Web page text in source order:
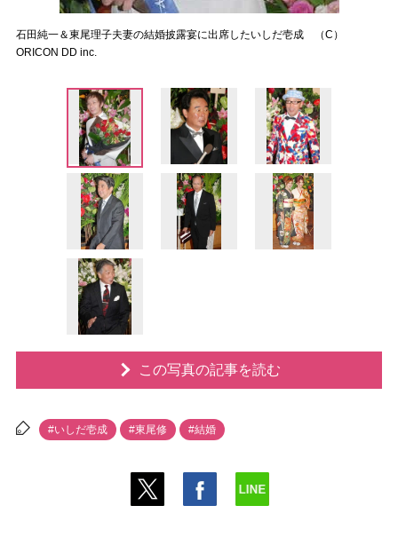
石田純一＆東尾理子夫妻の結婚披露宴に出席したいしだ壱成 （C）
ORICON DD inc.
この写真の記事を読む
#いしだ壱成 #東尾修 #結婚